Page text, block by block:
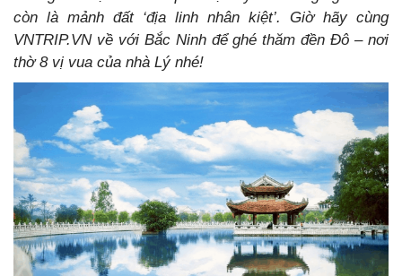
còn là mảnh đất ‘địa linh nhân kiệt’. Giờ hãy cùng
VNTRIP.VN về với Bắc Ninh để ghé thăm đền Đô – nơi
thờ 8 vị vua của nhà Lý nhé!